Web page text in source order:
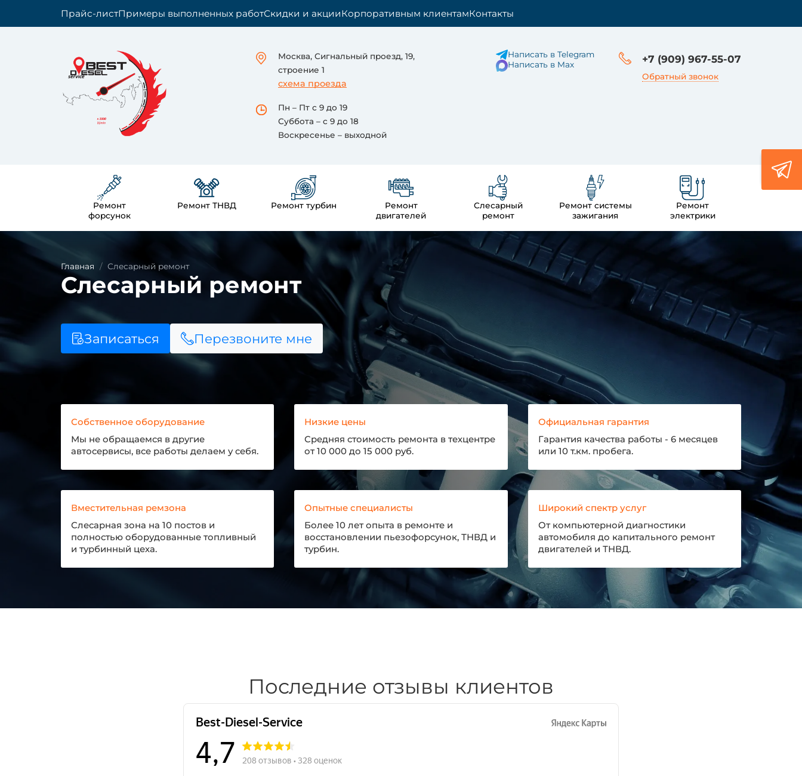
Прайс-листПримеры выполненных работСкидки и акцииКорпоративным клиентамКонтакты
Москва, Сигнальный проезд, 19,
cтроение 1
схема проезда
Пн – Пт с 9 до 19
Суббота – с 9 до 18
Воскресенье – выходной
Написать в Telegram
Написать в Max
+7 (909) 967-55-07
Обратный звонок
Ремонт
форсунок
Ремонт ТНВД Ремонт турбин
Ремонт
двигателей
Слесарный
ремонт
Ремонт системы
зажигания
Ремонт
электрики
Главная Слесарный ремонт
Слесарный ремонт
Записаться Перезвоните мне
Собственное оборудование
Мы не обращаемся в другие
автосервисы, все работы делаем у себя.
Низкие цены
Средняя стоимость ремонта в техцентре
от 10 000 до 15 000 руб.
Официальная гарантия
Гарантия качества работы - 6 месяцев
или 10 т.км. пробега.
Вместительная ремзона
Слесарная зона на 10 постов и
полностью оборудованные топливный
и турбинный цеха.
Опытные специалисты
Более 10 лет опыта в ремонте и
восстановлении пьезофорсунок, ТНВД и
турбин.
Широкий спектр услуг
От компьютерной диагностики
автомобиля до капитального ремонт
двигателей и ТНВД.
Последние отзывы клиентов